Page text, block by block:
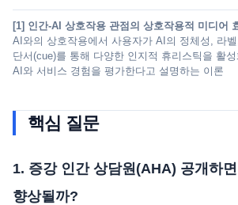
[1] 인간-AI 상호작용 관점의 상호작용적 미디어
AI와의 상호작용에서 사용자가 AI의 정체성, 라
단서(cue)를 통해 다양한 인지적 휴리스틱을 활
AI와 서비스 경험을 평가한다고 설명하는 이론
핵심 질문
1. 증강 인간 상담원(AHA) 공개하
향상될까?